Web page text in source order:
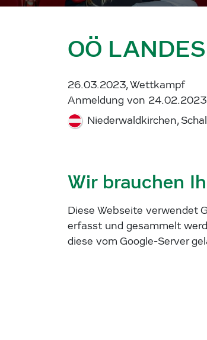
OÖ
26.03.2023, Wettkampf
Anmeldung von
Niederwaldkirchen,
Wir brauchen
Diese Webseite verwendet
erfasst und gesammelt
diese vom Google-Server